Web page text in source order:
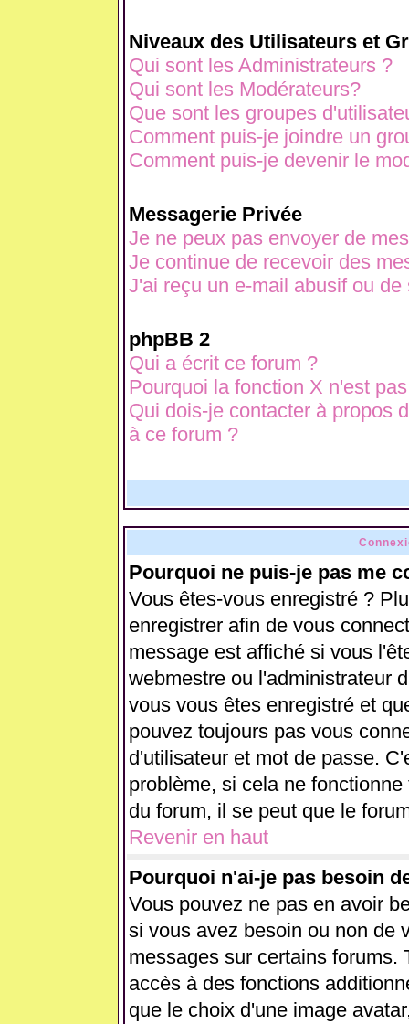
Niveaux des Utilisateurs et
Qui sont les Administrateurs ?
Qui sont les Modérateurs?
Que sont les groupes
Comment puis-je joindre un
Comment puis-je devenir le
Messagerie Privée
Je ne peux pas envoyer de
Je continue de recevoir des
J'ai reçu un e-mail abusif ou
phpBB 2
Qui a écrit ce forum ?
Pourquoi la fonction X n'est
Qui dois-je contacter à propos
à ce forum ?
Pourquoi ne puis-je pas me
Vous êtes-vous enregistré ?
enregistrer afin de vous
message est affiché si vous
webmestre ou l'administrateur
vous vous êtes enregistré et
pouvez toujours pas vous
d'utilisateur et mot de passe.
problème, si cela ne
du forum, il se peut que le
Revenir en haut
Pourquoi n'ai-je pas besoin
Vous pouvez ne pas en avoir
si vous avez besoin ou non de
messages sur certains forums.
accès à des fonctions
que le choix d'une image